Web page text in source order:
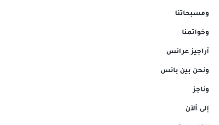
ومسبحاتنا
وخواتمنا
أراجيز عرائس
ونحن بين بائس
وناجز
إلى ألآن